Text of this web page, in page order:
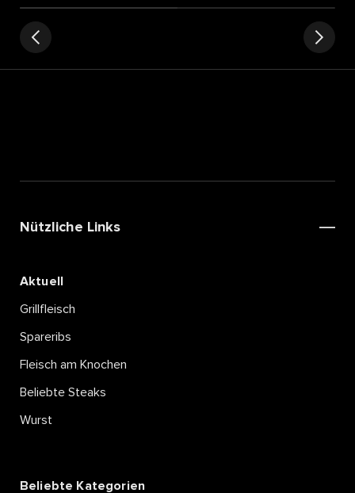
Nützliche Links
Aktuell
Grillfleisch
Spareribs
Fleisch am Knochen
Beliebte Steaks
Wurst
Beliebte Kategorien